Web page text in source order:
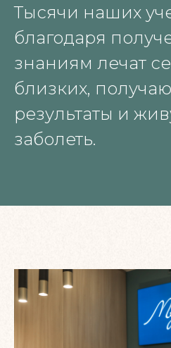
Тысячи наших
благодаря
знаниям лечат
близких,
результаты и
заболеть.